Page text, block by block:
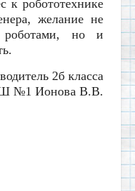
к робототехнике
желание не
роботами, но и
2б класса
№1 Ионова В.В.